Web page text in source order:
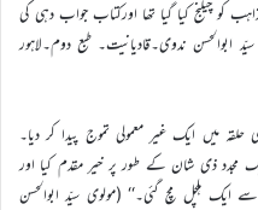
کو چیلنج کیا گیا تھا اورکتاب جواب دہی کی
ابوالحسن ندوی۔قادیانیت۔ طبع دوم۔لاہور
میں ایک غیر معمولی تموج پیدا کر دیا۔
مجدد ذی شان کے طور پر خیر مقدم کیا اور
ایک ہلچل مچ گئی۔‘‘ (مولوی سیّد ابوالحسن